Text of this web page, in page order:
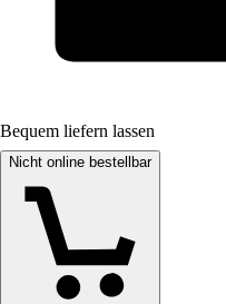
Bequem liefern lassen
Nicht online bestellbar